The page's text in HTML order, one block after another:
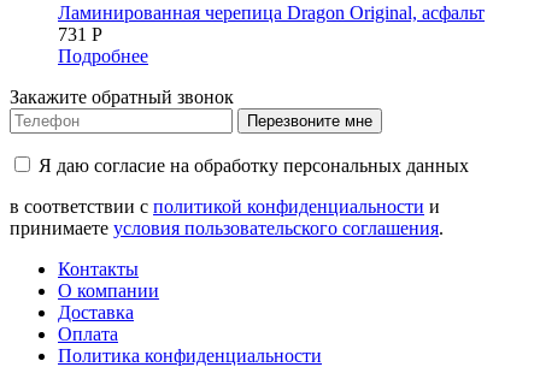
Ламинированная черепица Dragon Original, асфальт
731 Р
Подробнее
Закажите обратный звонок
Перезвоните мне
Я даю согласие на обработку персональных данных
в соответствии с политикой конфиденциальности и
принимаете условия пользовательского соглашения.
Контакты
О компании
Доставка
Оплата
Политика конфиденциальности